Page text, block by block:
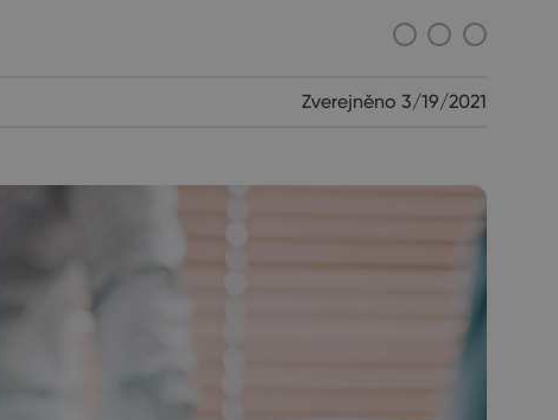
Zverejněno 3/19/2021